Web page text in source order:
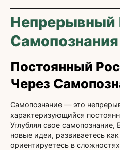
Непрерывный
Самопознания
Постоянный
Через
Самопознание — это
характеризующийся
Углубляя свое самопознание,
новые идеи, развиваетесь
ориентируетесь в